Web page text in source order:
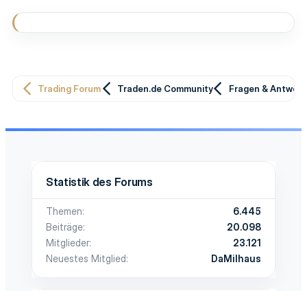
Trading Forum Traden.de Community Fragen &
Statistik des Forums
Themen
6.445
Beiträge
20.098
Mitglieder
23.121
Neuestes Mitglied
DaMilhaus